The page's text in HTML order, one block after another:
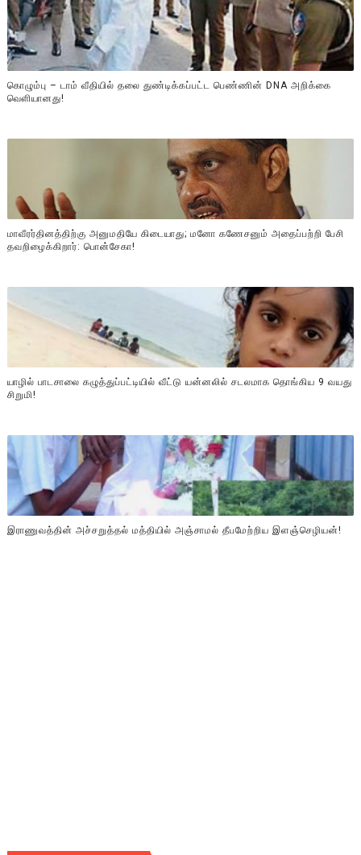
கொழும்பு – டாம் வீதியில் தலை துண்டிக்கப்பட்ட பெண்ணின் DNA அறிக்கை
வௌியானது!
மாவீரர்தினத்திற்கு அனுமதியே கிடையாது; மனோ கணேசனும் அதைப்பற்றி பேசி
தவறிழைக்கிறார்: பொன்சேகா!
யாழில் பாடசாலை கழுத்துப்பட்டியில் வீட்டு யன்னலில் சடலமாக தொங்கிய 9 வயது
சிறுமி!
இராணுவத்தின் அச்சறுத்தல் மத்தியில் அஞ்சாமல் தீபமேற்றிய இளஞ்செழியன்!